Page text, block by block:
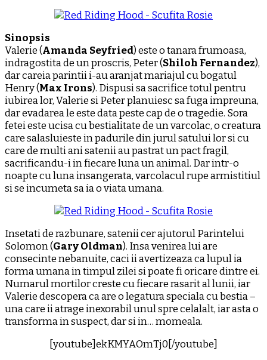
Sinopsis
Valerie (Amanda Seyfried) este o tanara frumoasa,
indragostita de un proscris, Peter (Shiloh Fernandez),
dar careia parintii i-au aranjat mariajul cu bogatul
Henry (Max Irons). Dispusi sa sacrifice totul pentru
iubirea lor, Valerie si Peter planuiesc sa fuga impreuna,
dar evadarea le este data peste cap de o tragedie. Sora
fetei este ucisa cu bestialitate de un varcolac, o creatura
care salasluieste in padurile din jurul satului lor si cu
care de multi ani satenii au pastrat un pact fragil,
sacrificandu-i in fiecare luna un animal. Dar intr-o
noapte cu luna insangerata, varcolacul rupe armistitiul
si se incumeta sa ia o viata umana.
Insetati de razbunare, satenii cer ajutorul Parintelui
Solomon (Gary Oldman). Insa venirea lui are
consecinte nebanuite, caci ii avertizeaza ca lupul ia
forma umana in timpul zilei si poate fi oricare dintre ei.
Numarul mortilor creste cu fiecare rasarit al lunii, iar
Valerie descopera ca are o legatura speciala cu bestia –
una care ii atrage inexorabil unul spre celalalt, iar asta o
transforma in suspect, dar si in… momeala.
[youtube]ekKMYAOmTj0[/youtube]